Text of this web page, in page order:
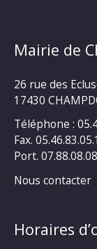
Mairie de
26 rue des
17430
Téléphone :
Fax.
Port.
Nous contacter
Horaires